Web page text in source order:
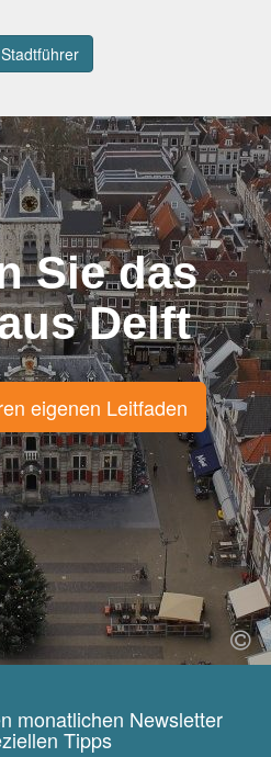
Sie das
Delft
eigenen Leitfaden
monatlichen Newsletter
Tipps